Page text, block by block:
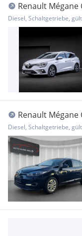
Renault
Equilibre
Diesel, Schaltgetriebe,
Renault
110*ERSTBESITZ*
Diesel, Schaltgetriebe,